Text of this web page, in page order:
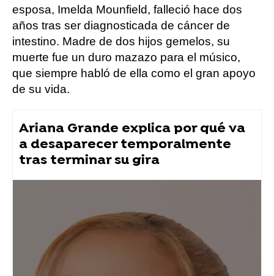
esposa, Imelda Mounfield, falleció hace dos
años tras ser diagnosticada de cáncer de
intestino. Madre de dos hijos gemelos, su
muerte fue un duro mazazo para el músico,
que siempre habló de ella como el gran apoyo
de su vida.
Ariana Grande explica por qué va
a desaparecer temporalmente
tras terminar su gira